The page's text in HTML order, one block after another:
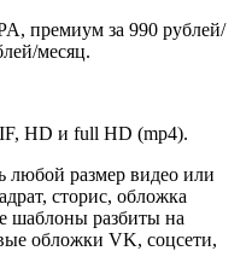
премиум за 990 рублей/
месяц.
HD и full HD (mp4).
любой размер видео или
сторис, обложка
шаблоны разбиты на
обложки VK, соцсети,